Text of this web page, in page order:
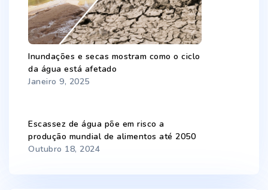
Inundações e secas mostram como o ciclo
da água está afetado
Janeiro 9, 2025
Escassez de água põe em risco a
produção mundial de alimentos até 2050
Outubro 18, 2024